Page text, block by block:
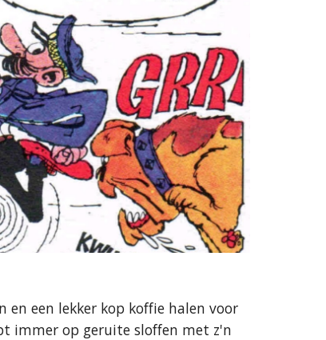
een lekker kop koffie halen voor
immer op geruite sloffen met z'n